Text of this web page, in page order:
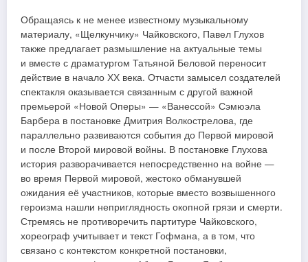
Обращаясь к не менее известному музыкальному
материалу, «Щелкунчику» Чайковского, Павел Глухов
также предлагает размышление на актуальные темы
и вместе с драматургом Татьяной Беловой переносит
действие в начало ХХ века. Отчасти замысел создателей
спектакля оказывается связанным с другой важной
премьерой «Новой Оперы» — «Ванессой» Сэмюэла
Барбера в постановке Дмитрия Волкострелова, где
параллельно развиваются события до Первой мировой
и после Второй мировой войны. В постановке Глухова
история разворачивается непосредственно на войне —
во время Первой мировой, жестоко обманувшей
ожидания её участников, которые вместо возвышенного
героизма нашли неприглядность окопной грязи и смерти.
Стремясь не противоречить партитуре Чайковского,
хореограф учитывает и текст Гофмана, а в том, что
связано с контекстом конкретной постановки,